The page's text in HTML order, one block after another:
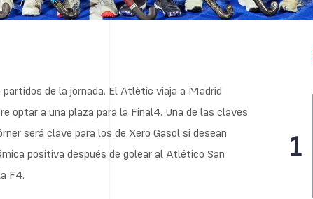
de la jornada. El Atlètic viaja a Madrid
optar a una plaza para la Final4. Una de las claves
será clave para los de Xero Gasol si desean
positiva después de golear al Atlético San
F4.